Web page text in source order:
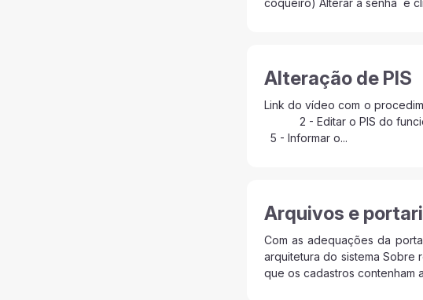
coqueiro) Alterar a senha e
Alteração de PIS
Link do vídeo com o
2 - Editar o PIS do
5 - Informar o...
Arquivos e
Com as adequações da
arquitetura do sistema Sobre
que os cadastros contenham